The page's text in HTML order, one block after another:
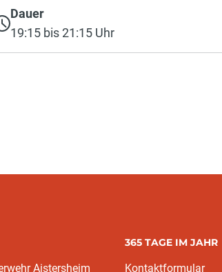
Dauer
19:15 bis 21:15 Uhr
Aistersheim
365 TAGE IM JAHR
Kontaktformular